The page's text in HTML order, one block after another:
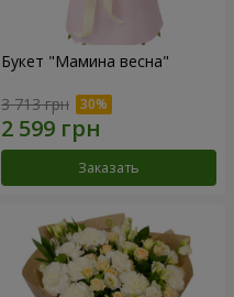
Букет "Мамина весна"
3 713 грн
Заказать